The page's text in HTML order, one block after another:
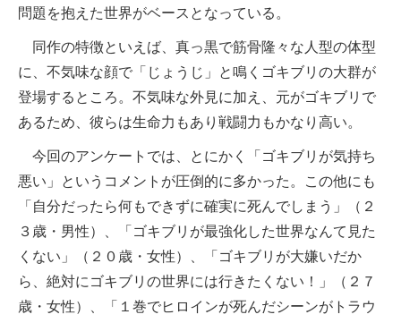
問題を抱えた世界がベースとなっている。
同作の特徴といえば、真っ黒で筋骨隆々な人型の体型
に、不気味な顔で「じょうじ」と鳴くゴキブリの大群が
登場するところ。不気味な外見に加え、元がゴキブリで
あるため、彼らは生命力もあり戦闘力もかなり高い。
今回のアンケートでは、とにかく「ゴキブリが気持ち
悪い」というコメントが圧倒的に多かった。この他にも
「自分だったら何もできずに確実に死んでしまう」（２
３歳・男性）、「ゴキブリが最強化した世界なんて見た
くない」（２０歳・女性）、「ゴキブリが大嫌いだか
ら、絶対にゴキブリの世界には行きたくない！」（２７
歳・女性）、「１巻でヒロインが死んだシーンがトラウ